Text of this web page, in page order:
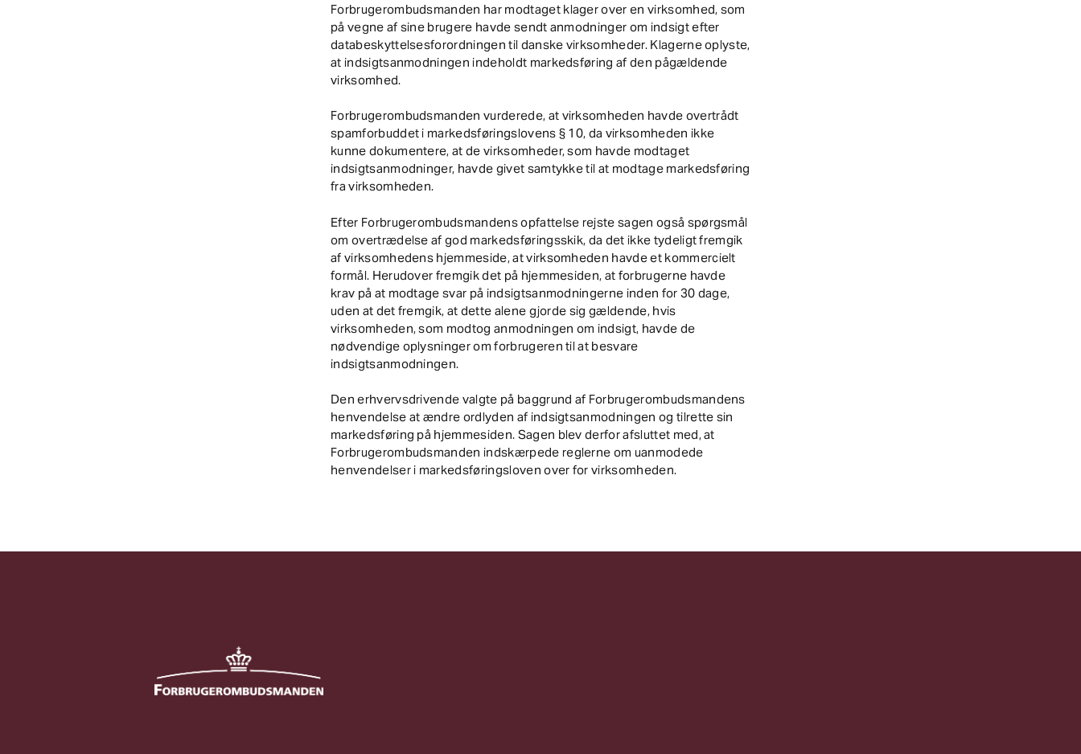
Forbrugerombudsmanden har modtaget klager over en virksomhed, som
på vegne af sine brugere havde sendt anmodninger om indsigt efter
databeskyttelsesforordningen til danske virksomheder. Klagerne oplyste,
at indsigtsanmodningen indeholdt markedsføring af den pågældende
virksomhed.
Forbrugerombudsmanden vurderede, at virksomheden havde overtrådt
spamforbuddet i markedsføringslovens § 10, da virksomheden ikke
kunne dokumentere, at de virksomheder, som havde modtaget
indsigtsanmodninger, havde givet samtykke til at modtage markedsføring
fra virksomheden.
Efter Forbrugerombudsmandens opfattelse rejste sagen også spørgsmål
om overtrædelse af god markedsføringsskik, da det ikke tydeligt fremgik
af virksomhedens hjemmeside, at virksomheden havde et kommercielt
formål. Herudover fremgik det på hjemmesiden, at forbrugerne havde
krav på at modtage svar på indsigtsanmodningerne inden for 30 dage,
uden at det fremgik, at dette alene gjorde sig gældende, hvis
virksomheden, som modtog anmodningen om indsigt, havde de
nødvendige oplysninger om forbrugeren til at besvare
indsigtsanmodningen.
Den erhvervsdrivende valgte på baggrund af Forbrugerombudsmandens
henvendelse at ændre ordlyden af indsigtsanmodningen og tilrette sin
markedsføring på hjemmesiden. Sagen blev derfor afsluttet med, at
Forbrugerombudsmanden indskærpede reglerne om uanmodede
henvendelser i markedsføringsloven over for virksomheden.